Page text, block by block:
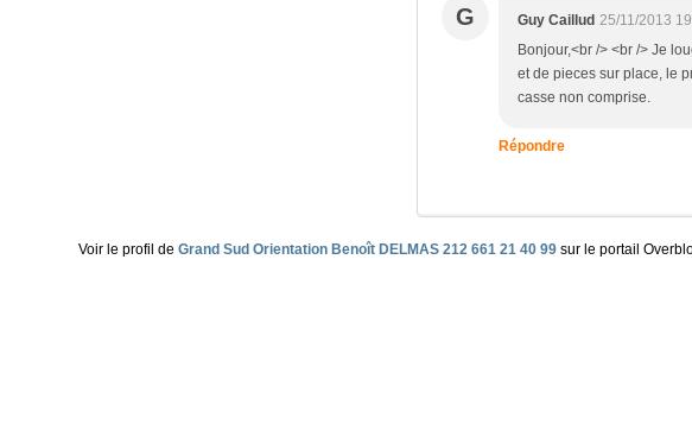
G Guy Caillud 25/11/2013
Bonjour,<br /> <br /> Je
et de pieces sur place, le
casse non comprise.
Répondre
Voir le profil de Grand Sud Orientation Benoît DELMAS 212 661 21 40 99 sur le portail